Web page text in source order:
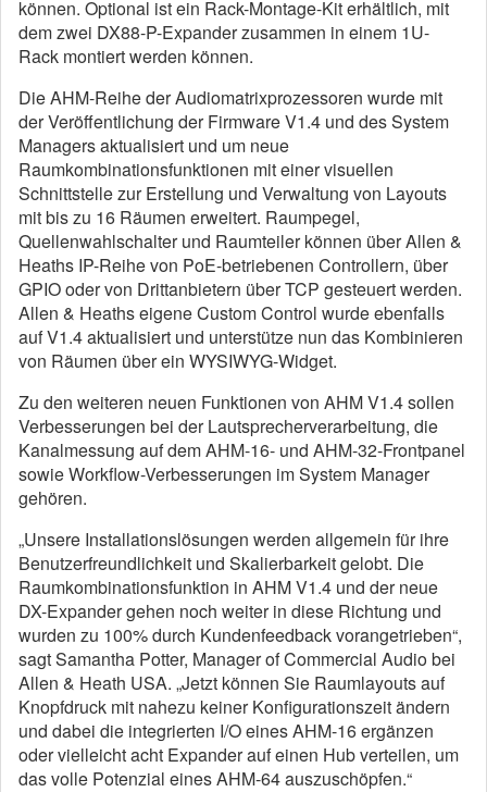
können. Optional ist ein Rack-Montage-Kit erhältlich, mit
dem zwei DX88-P-Expander zusammen in einem 1U-
Rack montiert werden können.
Die AHM-Reihe der Audiomatrixprozessoren wurde mit
der Veröffentlichung der Firmware V1.4 und des System
Managers aktualisiert und um neue
Raumkombinationsfunktionen mit einer visuellen
Schnittstelle zur Erstellung und Verwaltung von Layouts
mit bis zu 16 Räumen erweitert. Raumpegel,
Quellenwahlschalter und Raumteiler können über Allen &
Heaths IP-Reihe von PoE-betriebenen Controllern, über
GPIO oder von Drittanbietern über TCP gesteuert werden.
Allen & Heaths eigene Custom Control wurde ebenfalls
auf V1.4 aktualisiert und unterstütze nun das Kombinieren
von Räumen über ein WYSIWYG-Widget.
Zu den weiteren neuen Funktionen von AHM V1.4 sollen
Verbesserungen bei der Lautsprecherverarbeitung, die
Kanalmessung auf dem AHM-16- und AHM-32-Frontpanel
sowie Workflow-Verbesserungen im System Manager
gehören.
„Unsere Installationslösungen werden allgemein für ihre
Benutzerfreundlichkeit und Skalierbarkeit gelobt. Die
Raumkombinationsfunktion in AHM V1.4 und der neue
DX-Expander gehen noch weiter in diese Richtung und
wurden zu 100% durch Kundenfeedback vorangetrieben“,
sagt Samantha Potter, Manager of Commercial Audio bei
Allen & Heath USA. „Jetzt können Sie Raumlayouts auf
Knopfdruck mit nahezu keiner Konfigurationszeit ändern
und dabei die integrierten I/O eines AHM-16 ergänzen
oder vielleicht acht Expander auf einen Hub verteilen, um
das volle Potenzial eines AHM-64 auszuschöpfen.“